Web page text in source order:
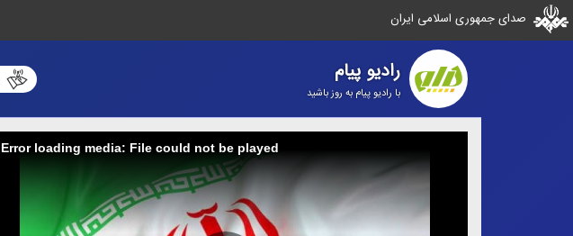
صدای جمهوری اسلامی ایران
رادیو پیام
با رادیو پیام به روز باشید
Error loading media: File could not be played